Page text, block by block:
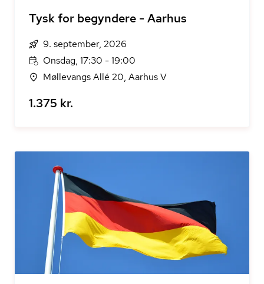
Tysk for begyndere - Aarhus
9. september, 2026
Onsdag, 17:30 - 19:00
Møllevangs Allé 20, Aarhus V
1.375 kr.